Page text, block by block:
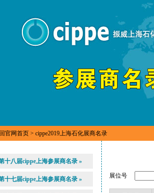
官网首页 > cippe2019上海石化展商名录
十八届cippe上海参展商名录 »
十七届cippe上海参展商名录 » 展位号